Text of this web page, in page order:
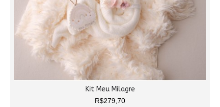
Kit Meu Milagre
R$279,70